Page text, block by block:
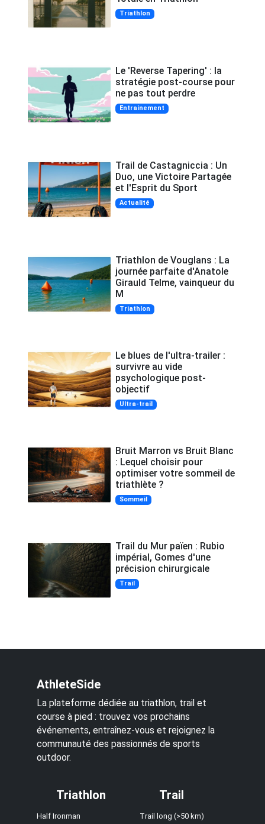
Triathlon
Le 'Reverse Tapering' : la
stratégie post-course pour
ne pas tout perdre
Entrainement
Trail de Castagniccia : Un
Duo, une Victoire Partagée
et l'Esprit du Sport
Actualité
Triathlon de Vouglans : La
journée parfaite d'Anatole
Girauld Telme, vainqueur du
M
Triathlon
Le blues de l'ultra-trailer :
survivre au vide
psychologique post-
objectif
Ultra-trail
Bruit Marron vs Bruit Blanc
: Lequel choisir pour
optimiser votre sommeil de
triathlète ?
Sommeil
Trail du Mur païen : Rubio
impérial, Gomes d'une
précision chirurgicale
Trail
AthleteSide
La plateforme dédiée au triathlon, trail et
course à pied : trouvez vos prochains
événements, entraînez-vous et rejoignez la
communauté des passionnés de sports
outdoor.
Triathlon
Half Ironman
Trail
Trail long (>50 km)